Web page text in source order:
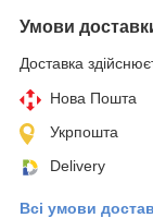
Умови
Доставка
Нова Пошта
Укрпошта
Delivery
Всі умови